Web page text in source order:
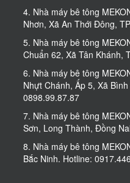
4. Nhà máy bê tông
Nhơn, Xã An Thới Đông,
5. Nhà máy bê tông
Chuẩn 62, Xã Tân Khánh,
6. Nhà máy bê tông
Nhựt Chánh, Ấp 5, Xã
0898.99.87.87
7. Nhà máy bê tông
Sơn, Long Thành, Đồng
8. Nhà máy bê tông
Bắc Ninh. Hotline: